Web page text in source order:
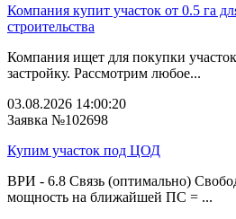
Компания купит участок от 0.5 га
строительства
Компания ищет для покупки
застройку. Рассмотрим любое...
03.08.2026 14:00:20
Заявка №102698
Купим участок под ЦОД
ВРИ - 6.8 Связь (оптимально)
мощность на ближайшей ПС = ...